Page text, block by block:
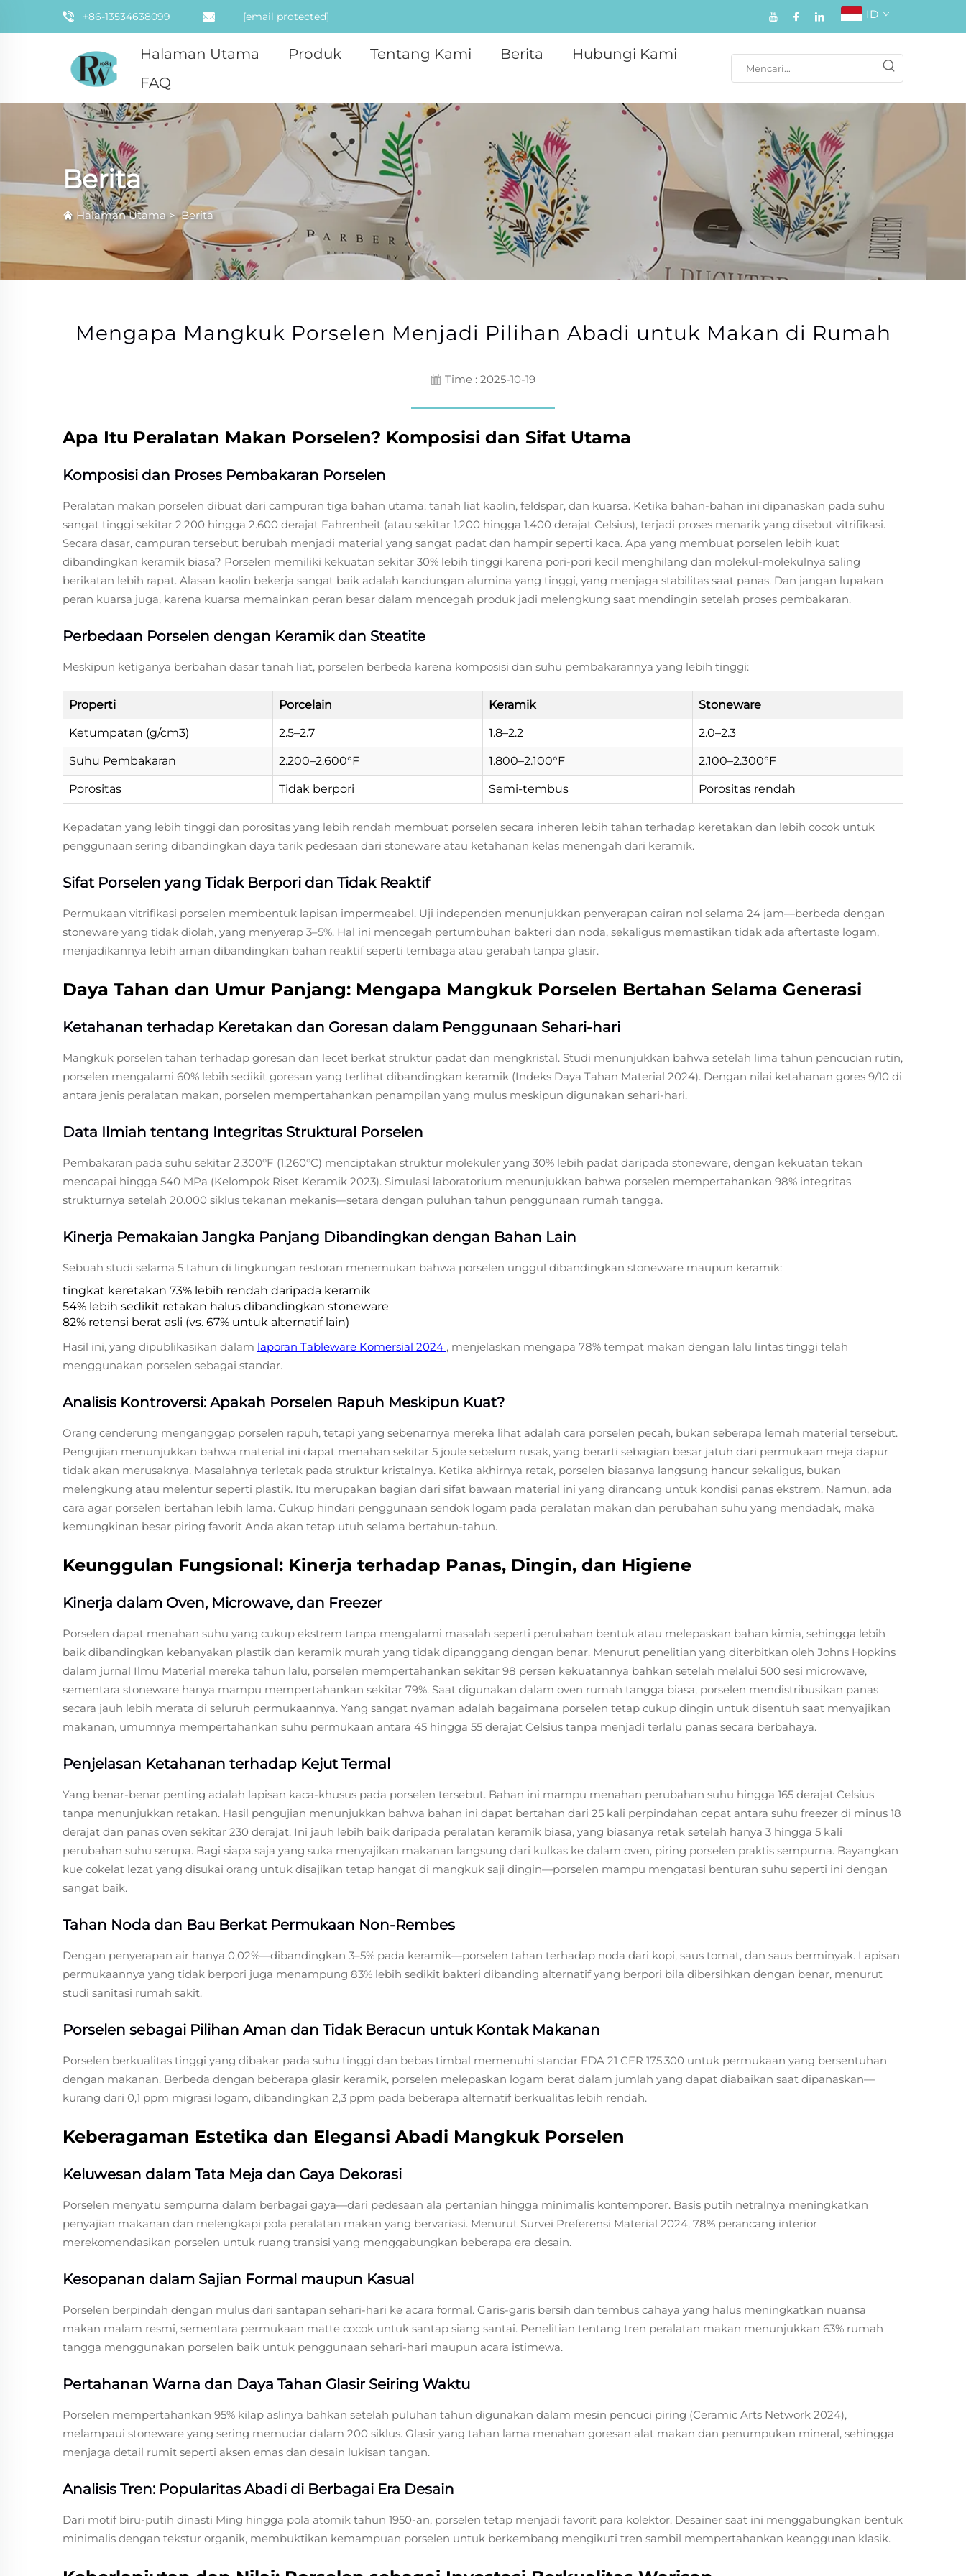
+86-13534638099 [email protected] ID
Halaman Utama Produk Tentang Kami Berita
Hubungi Kami
FAQ
Berita
Halaman Utama>Berita
Mengapa Mangkuk Porselen Menjadi Pilihan Abadi untuk Makan di Rumah
Time : 2025-10-19
Apa Itu Peralatan Makan Porselen? Komposisi dan Sifat Utama
Komposisi dan Proses Pembakaran Porselen
Peralatan makan porselen dibuat dari campuran tiga bahan utama: tanah liat kaolin, feldspar, dan kuarsa. Ketika bahan-bahan ini dipanaskan pada suhu
sangat tinggi sekitar 2.200 hingga 2.600 derajat Fahrenheit (atau sekitar 1.200 hingga 1.400 derajat Celsius), terjadi proses menarik yang disebut vitrifikasi.
Secara dasar, campuran tersebut berubah menjadi material yang sangat padat dan hampir seperti kaca. Apa yang membuat porselen lebih kuat
dibandingkan keramik biasa? Porselen memiliki kekuatan sekitar 30% lebih tinggi karena pori-pori kecil menghilang dan molekul-molekulnya saling
berikatan lebih rapat. Alasan kaolin bekerja sangat baik adalah kandungan alumina yang tinggi, yang menjaga stabilitas saat panas. Dan jangan lupakan
peran kuarsa juga, karena kuarsa memainkan peran besar dalam mencegah produk jadi melengkung saat mendingin setelah proses pembakaran.
Perbedaan Porselen dengan Keramik dan Steatite
Meskipun ketiganya berbahan dasar tanah liat, porselen berbeda karena komposisi dan suhu pembakarannya yang lebih tinggi:
Properti Porcelain Keramik Stoneware
Ketumpatan (g/cm3) 2.5–2.7 1.8–2.2 2.0–2.3
Suhu Pembakaran 2.200–2.600°F 1.800–2.100°F 2.100–2.300°F
Porositas Tidak berpori Semi-tembus Porositas rendah
Kepadatan yang lebih tinggi dan porositas yang lebih rendah membuat porselen secara inheren lebih tahan terhadap keretakan dan lebih cocok untuk
penggunaan sering dibandingkan daya tarik pedesaan dari stoneware atau ketahanan kelas menengah dari keramik.
Sifat Porselen yang Tidak Berpori dan Tidak Reaktif
Permukaan vitrifikasi porselen membentuk lapisan impermeabel. Uji independen menunjukkan penyerapan cairan nol selama 24 jam—berbeda dengan
stoneware yang tidak diolah, yang menyerap 3–5%. Hal ini mencegah pertumbuhan bakteri dan noda, sekaligus memastikan tidak ada aftertaste logam,
menjadikannya lebih aman dibandingkan bahan reaktif seperti tembaga atau gerabah tanpa glasir.
Daya Tahan dan Umur Panjang: Mengapa Mangkuk Porselen Bertahan Selama Generasi
Ketahanan terhadap Keretakan dan Goresan dalam Penggunaan Sehari-hari
Mangkuk porselen tahan terhadap goresan dan lecet berkat struktur padat dan mengkristal. Studi menunjukkan bahwa setelah lima tahun pencucian rutin,
porselen mengalami 60% lebih sedikit goresan yang terlihat dibandingkan keramik (Indeks Daya Tahan Material 2024). Dengan nilai ketahanan gores 9/10 di
antara jenis peralatan makan, porselen mempertahankan penampilan yang mulus meskipun digunakan sehari-hari.
Data Ilmiah tentang Integritas Struktural Porselen
Pembakaran pada suhu sekitar 2.300°F (1.260°C) menciptakan struktur molekuler yang 30% lebih padat daripada stoneware, dengan kekuatan tekan
mencapai hingga 540 MPa (Kelompok Riset Keramik 2023). Simulasi laboratorium menunjukkan bahwa porselen mempertahankan 98% integritas
strukturnya setelah 20.000 siklus tekanan mekanis—setara dengan puluhan tahun penggunaan rumah tangga.
Kinerja Pemakaian Jangka Panjang Dibandingkan dengan Bahan Lain
Sebuah studi selama 5 tahun di lingkungan restoran menemukan bahwa porselen unggul dibandingkan stoneware maupun keramik:
tingkat keretakan 73% lebih rendah daripada keramik
54% lebih sedikit retakan halus dibandingkan stoneware
82% retensi berat asli (vs. 67% untuk alternatif lain)
Hasil ini, yang dipublikasikan dalam laporan Tableware Komersial 2024 , menjelaskan mengapa 78% tempat makan dengan lalu lintas tinggi telah
menggunakan porselen sebagai standar.
Analisis Kontroversi: Apakah Porselen Rapuh Meskipun Kuat?
Orang cenderung menganggap porselen rapuh, tetapi yang sebenarnya mereka lihat adalah cara porselen pecah, bukan seberapa lemah material tersebut.
Pengujian menunjukkan bahwa material ini dapat menahan sekitar 5 joule sebelum rusak, yang berarti sebagian besar jatuh dari permukaan meja dapur
tidak akan merusaknya. Masalahnya terletak pada struktur kristalnya. Ketika akhirnya retak, porselen biasanya langsung hancur sekaligus, bukan
melengkung atau melentur seperti plastik. Itu merupakan bagian dari sifat bawaan material ini yang dirancang untuk kondisi panas ekstrem. Namun, ada
cara agar porselen bertahan lebih lama. Cukup hindari penggunaan sendok logam pada peralatan makan dan perubahan suhu yang mendadak, maka
kemungkinan besar piring favorit Anda akan tetap utuh selama bertahun-tahun.
Keunggulan Fungsional: Kinerja terhadap Panas, Dingin, dan Higiene
Kinerja dalam Oven, Microwave, dan Freezer
Porselen dapat menahan suhu yang cukup ekstrem tanpa mengalami masalah seperti perubahan bentuk atau melepaskan bahan kimia, sehingga lebih
baik dibandingkan kebanyakan plastik dan keramik murah yang tidak dipanggang dengan benar. Menurut penelitian yang diterbitkan oleh Johns Hopkins
dalam jurnal Ilmu Material mereka tahun lalu, porselen mempertahankan sekitar 98 persen kekuatannya bahkan setelah melalui 500 sesi microwave,
sementara stoneware hanya mampu mempertahankan sekitar 79%. Saat digunakan dalam oven rumah tangga biasa, porselen mendistribusikan panas
secara jauh lebih merata di seluruh permukaannya. Yang sangat nyaman adalah bagaimana porselen tetap cukup dingin untuk disentuh saat menyajikan
makanan, umumnya mempertahankan suhu permukaan antara 45 hingga 55 derajat Celsius tanpa menjadi terlalu panas secara berbahaya.
Penjelasan Ketahanan terhadap Kejut Termal
Yang benar-benar penting adalah lapisan kaca-khusus pada porselen tersebut. Bahan ini mampu menahan perubahan suhu hingga 165 derajat Celsius
tanpa menunjukkan retakan. Hasil pengujian menunjukkan bahwa bahan ini dapat bertahan dari 25 kali perpindahan cepat antara suhu freezer di minus 18
derajat dan panas oven sekitar 230 derajat. Ini jauh lebih baik daripada peralatan keramik biasa, yang biasanya retak setelah hanya 3 hingga 5 kali
perubahan suhu serupa. Bagi siapa saja yang suka menyajikan makanan langsung dari kulkas ke dalam oven, piring porselen praktis sempurna. Bayangkan
kue cokelat lezat yang disukai orang untuk disajikan tetap hangat di mangkuk saji dingin—porselen mampu mengatasi benturan suhu seperti ini dengan
sangat baik.
Tahan Noda dan Bau Berkat Permukaan Non-Rembes
Dengan penyerapan air hanya 0,02%—dibandingkan 3–5% pada keramik—porselen tahan terhadap noda dari kopi, saus tomat, dan saus berminyak. Lapisan
permukaannya yang tidak berpori juga menampung 83% lebih sedikit bakteri dibanding alternatif yang berpori bila dibersihkan dengan benar, menurut
studi sanitasi rumah sakit.
Porselen sebagai Pilihan Aman dan Tidak Beracun untuk Kontak Makanan
Porselen berkualitas tinggi yang dibakar pada suhu tinggi dan bebas timbal memenuhi standar FDA 21 CFR 175.300 untuk permukaan yang bersentuhan
dengan makanan. Berbeda dengan beberapa glasir keramik, porselen melepaskan logam berat dalam jumlah yang dapat diabaikan saat dipanaskan—
kurang dari 0,1 ppm migrasi logam, dibandingkan 2,3 ppm pada beberapa alternatif berkualitas lebih rendah.
Keberagaman Estetika dan Elegansi Abadi Mangkuk Porselen
Keluwesan dalam Tata Meja dan Gaya Dekorasi
Porselen menyatu sempurna dalam berbagai gaya—dari pedesaan ala pertanian hingga minimalis kontemporer. Basis putih netralnya meningkatkan
penyajian makanan dan melengkapi pola peralatan makan yang bervariasi. Menurut Survei Preferensi Material 2024, 78% perancang interior
merekomendasikan porselen untuk ruang transisi yang menggabungkan beberapa era desain.
Kesopanan dalam Sajian Formal maupun Kasual
Porselen berpindah dengan mulus dari santapan sehari-hari ke acara formal. Garis-garis bersih dan tembus cahaya yang halus meningkatkan nuansa
makan malam resmi, sementara permukaan matte cocok untuk santap siang santai. Penelitian tentang tren peralatan makan menunjukkan 63% rumah
tangga menggunakan porselen baik untuk penggunaan sehari-hari maupun acara istimewa.
Pertahanan Warna dan Daya Tahan Glasir Seiring Waktu
Porselen mempertahankan 95% kilap aslinya bahkan setelah puluhan tahun digunakan dalam mesin pencuci piring (Ceramic Arts Network 2024),
melampaui stoneware yang sering memudar dalam 200 siklus. Glasir yang tahan lama menahan goresan alat makan dan penumpukan mineral, sehingga
menjaga detail rumit seperti aksen emas dan desain lukisan tangan.
Analisis Tren: Popularitas Abadi di Berbagai Era Desain
Dari motif biru-putih dinasti Ming hingga pola atomik tahun 1950-an, porselen tetap menjadi favorit para kolektor. Desainer saat ini menggabungkan bentuk
minimalis dengan tekstur organik, membuktikan kemampuan porselen untuk berkembang mengikuti tren sambil mempertahankan keanggunan klasik.